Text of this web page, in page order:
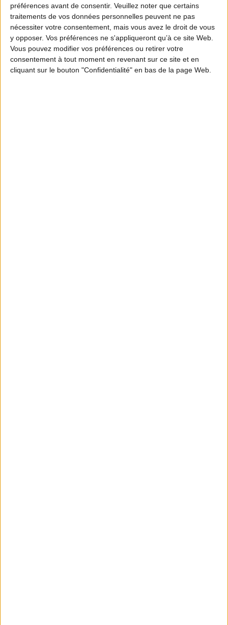
préférences avant de consentir. Veuillez noter que certains
traitements de vos données personnelles peuvent ne pas
nécessiter votre consentement, mais vous avez le droit de vous
y opposer. Vos préférences ne s'appliqueront qu’à ce site Web.
Vous pouvez modifier vos préférences ou retirer votre
consentement à tout moment en revenant sur ce site et en
cliquant sur le bouton "Confidentialité" en bas de la page Web.